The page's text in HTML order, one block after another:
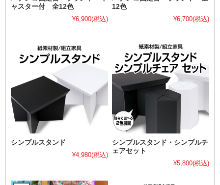
ャスター付 全12色
¥6,900(税込)
12色
¥6,700(税込)
シンプルスタンド
¥4,980(税込)
シンプルスタンド・シンプルチ
ェアセット
¥5,800(税込)